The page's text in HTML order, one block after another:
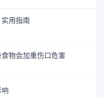
用指南
物会加重伤口危害